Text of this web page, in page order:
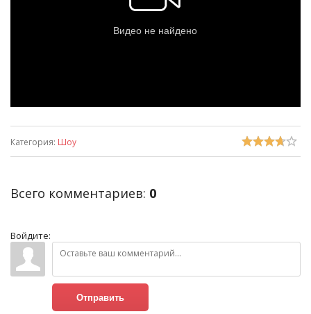
Категория: Шоу
Всего комментариев: 0
Войдите:
Отправить